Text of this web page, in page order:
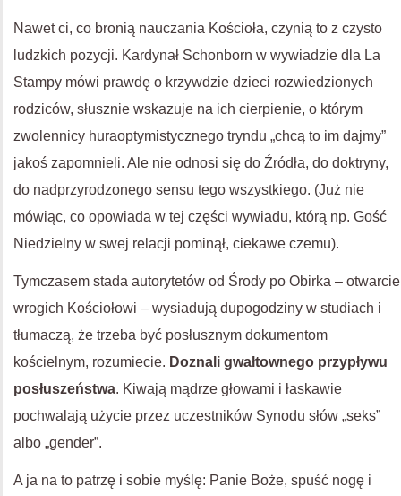
Nawet ci, co bronią nauczania Kościoła, czynią to z czysto
ludzkich pozycji. Kardynał Schonborn w wywiadzie dla La
Stampy mówi prawdę o krzywdzie dzieci rozwiedzionych
rodziców, słusznie wskazuje na ich cierpienie, o którym
zwolennicy huraoptymistycznego tryndu „chcą to im dajmy”
jakoś zapomnieli. Ale nie odnosi się do Źródła, do doktryny,
do nadprzyrodzonego sensu tego wszystkiego. (Już nie
mówiąc, co opowiada w tej części wywiadu, którą np. Gość
Niedzielny w swej relacji pominął, ciekawe czemu).
Tymczasem stada autorytetów od Środy po Obirka – otwarcie
wrogich Kościołowi – wysiadują dupogodziny w studiach i
tłumaczą, że trzeba być posłusznym dokumentom
kościelnym, rozumiecie. Doznali gwałtownego przypływu
posłuszeństwa. Kiwają mądrze głowami i łaskawie
pochwalają użycie przez uczestników Synodu słów „seks”
albo „gender”.
A ja na to patrzę i sobie myślę: Panie Boże, spuść nogę i